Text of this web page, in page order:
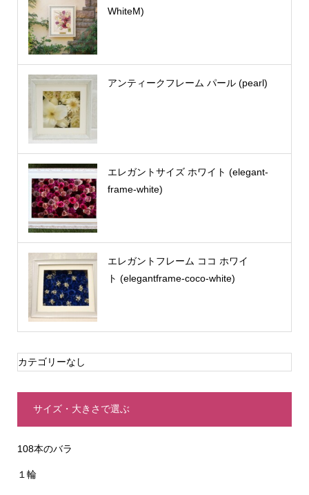
WhiteM)
アンティークフレーム パール (pearl)
エレガントサイズ ホワイト (elegant-
frame-white)
エレガントフレーム ココ ホワイ
ト (elegantframe-coco-white)
カテゴリーなし
サイズ・大きさで選ぶ
108本のバラ
１輪